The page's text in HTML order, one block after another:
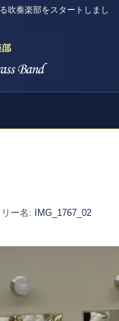
吹奏楽部をスタートしまし
ー名:
IMG_1767_02